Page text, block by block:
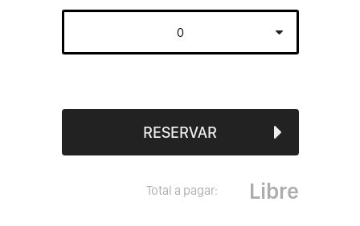
RESERVAR
Total a pagar: Libre